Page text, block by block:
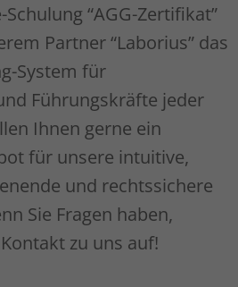
“AGG-Zertifikat”
Partner “Laborius” das
System für
Führungskräfte jeder
Ihnen gerne ein
für unsere intuitive,
und rechtssichere
Sie Fragen haben,
zu uns auf!
Social-Media-Plattformen werden
Cookies von externen Medien akzeptiert
diese Inhalte keiner manuellen
Datenschutzerklärung Impressum